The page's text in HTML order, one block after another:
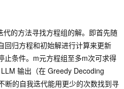
的方法寻找方程组的解。即首先随
回归方程和初始解进行计算来更新
止条件。m元方程组至多m次可求得
输出（在 Greedy Decoding
断的自我迭代能用更少的次数找到寻